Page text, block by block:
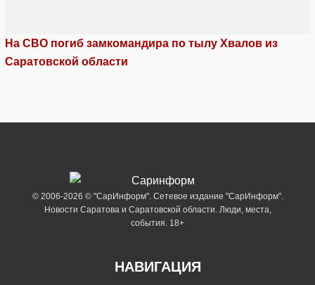
На СВО погиб замкомандира по тылу Хвалов из
Саратовской области
© 2006-2026 © "СарИнформ". Сетевое издание "СарИнформ".
Новости Саратова и Саратовской области. Люди, места,
события. 18+
НАВИГАЦИЯ